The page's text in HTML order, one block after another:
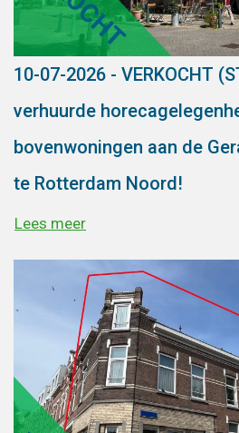
10-07-2026 - VERKOCHT
verhuurde
bovenwoningen aan de
te Rotterdam Noord!
Lees meer